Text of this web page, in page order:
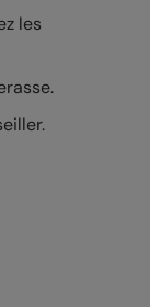
les